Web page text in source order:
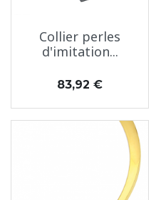
Collier perles
d'imitation...
Prix
83,92 €